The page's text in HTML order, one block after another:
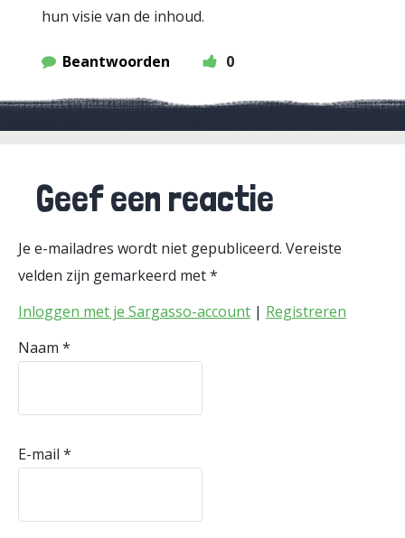
hun visie van de inhoud.
Beantwoorden 0
Geef een reactie
Je e-mailadres wordt niet gepubliceerd. Vereiste
velden zijn gemarkeerd met*
Inloggen met je Sargasso-account | Registreren
Naam *
E-mail *